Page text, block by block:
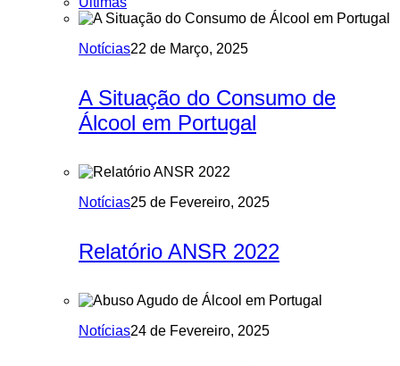
Notícias22 de Março, 2025
A Situação do Consumo de
Álcool em Portugal
Notícias25 de Fevereiro, 2025
Relatório ANSR 2022
Notícias24 de Fevereiro, 2025